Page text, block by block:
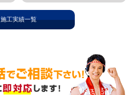
施工実績一覧